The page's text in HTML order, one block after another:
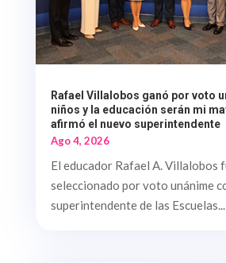
Rafael Villalobos ganó por voto
niños y la educación serán mi
afirmó el nuevo superintendente
Ago 4, 2026
El educador Rafael A. Villalobos
seleccionado por voto unánime
superintendente de las Escuelas...